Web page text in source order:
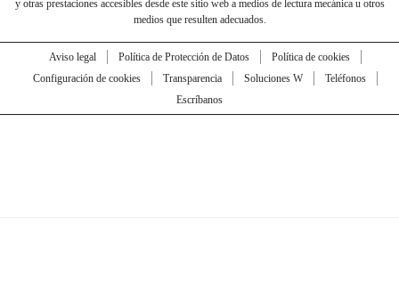
y otras prestaciones accesibles desde este sitio web a medios de lectura mecánica u otros
medios que resulten adecuados.
Aviso legal Política de Protección de Datos
Política de cookies
Configuración de cookies
Transparencia Soluciones W
Teléfonos
Escríbanos